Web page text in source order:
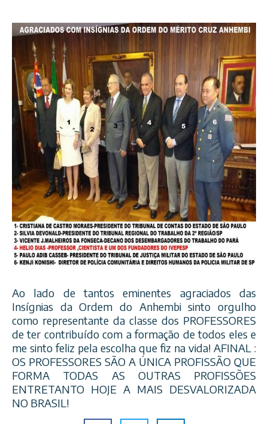
Ao lado de tantos eminentes agraciados das
Insígnias da Ordem do Anhembi sinto orgulho
como representante da classe dos PROFESSORES
de ter contribuído com a formação de todos eles e
me sinto feliz pela escolha que fiz na vida! AFINAL :
OS PROFESSORES SÃO A ÚNICA PROFISSÃO QUE
FORMA TODAS AS OUTRAS PROFISSÕES
ENTRETANTO HOJE A MAIS DESVALORIZADA
NO BRASIL!